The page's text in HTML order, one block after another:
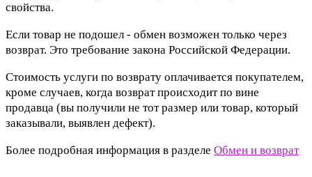
свойства.
Если товар не подошел - обмен возможен только через
возврат. Это требование закона Российской Федерации.
Стоимость услуги по возврату оплачивается покупателем,
кроме случаев, когда возврат происходит по вине
продавца (вы получили не тот размер или товар, который
заказывали, выявлен дефект).
Более подробная информация в разделе Обмен и возврат